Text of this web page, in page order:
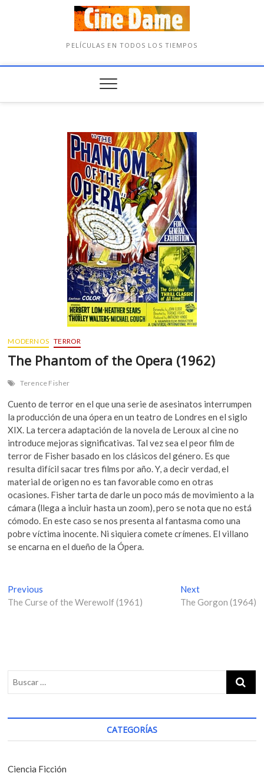
PELÍCULAS EN TODOS LOS TIEMPOS
MODERNOS TERROR
The Phantom of the Opera (1962)
Terence Fisher
Cuento de terror en el que una serie de asesinatos interrumpen
la producción de una ópera en un teatro de Londres en el siglo
XIX. La tercera adaptación de la novela de Leroux al cine no
introduce mejoras significativas. Tal vez sea el peor film de
terror de Fisher basado en los clásicos del género. Es que
resulta difícil sacar tres films por año. Y, a decir verdad, el
material de origen no es tan favorable como en otras
ocasiones. Fisher tarta de darle un poco más de movimiento a la
cámara (llega a incluir hasta un zoom), pero se nota que no está
cómodo. En este caso se nos presenta al fantasma como una
pobre víctima inocente. Ni siquiera comete crímenes. El villano
se encarna en el dueño de la Ópera.
N
a
g
a
i
ó
n
Previous
r
p
s
:
The Curse of the Werewolf (1961)
NextN
e
:
The Gorgon (1964)
CATEGORÍAS
Ciencia Ficción